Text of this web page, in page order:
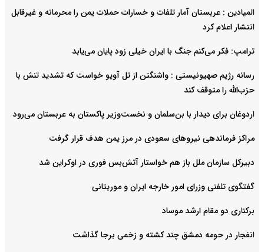
المیادین : عربستان آمار تلفات و خسارات حملات یمن را محرمانه و غیرقابل
انتشار اعلام کرد
ترامپ: فکر می‌کنم جنگ با ایران خیلی زود پایان می‌یابد
رسانه رژیم صهیونیستی : واشنگتن از تل آویو خواست که تشدید تنش با
حزب‌الله را متوقف کند
اردوغان برای دیدار با بن‌سلمان و نخست‌وزیر پاکستان به عربستان می‌رود
مراکز فرماندهی نیروهای سعودی در مرز یمن هدف قرار گرفت
دبیرکل سازمان ملل باز هم خواستار آتش‌بس فوری در اوکراین شد
گفتگوی تلفنی وزرای امور خارجه ایران و موریتانی
برکناری دو مقام ارشد موساد
انفجار در حومه دمشق چند کشته و زخمی برجا گذاشت